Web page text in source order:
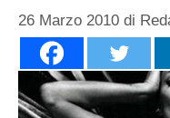
26 Marzo 2010 di